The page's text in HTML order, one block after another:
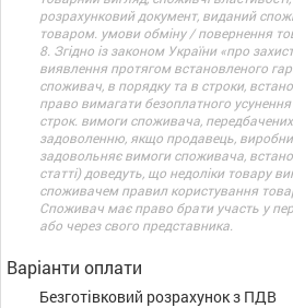
розрахунковий документ, виданий
товаром. умови обміну / повернення
8. Згідно із законом України «про
виявлення протягом встановленого
споживач, в порядку та в строки,
право вимагати безоплатного
строк. вимоги споживача,
задоволенню, якщо продавець,
задовольняє вимоги споживача,
статті) доведуть, що недоліки товару
споживачем правил користування
Споживач має право брати участь у
або через свого представника.
Варіанти оплати
Безготівковий розрахунок з ПДВ